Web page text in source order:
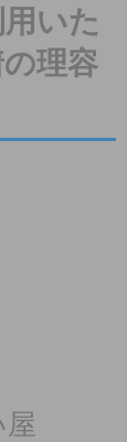
いた
理容